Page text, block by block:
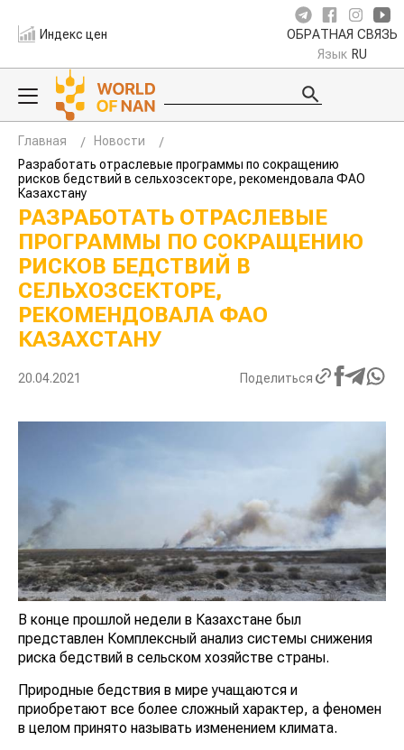
Индекс цен ОБРАТНАЯ СВЯЗЬ
Язык RU
Главная
Новости
Разработать отраслевые программы по сокращению
рисков бедствий в сельхозсекторе, рекомендовала ФАО
Казахстану
РАЗРАБОТАТЬ ОТРАСЛЕВЫЕ
ПРОГРАММЫ ПО СОКРАЩЕНИЮ
РИСКОВ БЕДСТВИЙ В
СЕЛЬХОЗСЕКТОРЕ,
РЕКОМЕНДОВАЛА ФАО
КАЗАХСТАНУ
20.04.2021 Поделиться
В конце прошлой недели в Казахстане был
представлен Комплексный анализ системы снижения
риска бедствий в сельском хозяйстве страны.
Природные бедствия в мире учащаются и
приобретают все более сложный характер, а феномен
в целом принято называть изменением климата.